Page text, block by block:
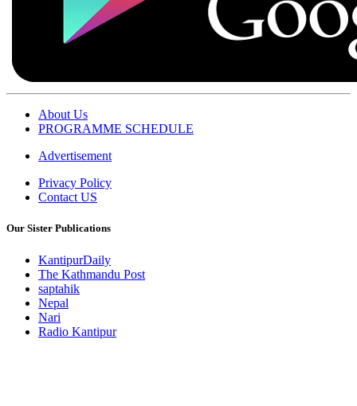
About Us
PROGRAMME SCHEDULE
Advertisement
Privacy Policy
Contact US
Our Sister Publications
KantipurDaily
The Kathmandu Post
saptahik
Nepal
Nari
Radio Kantipur